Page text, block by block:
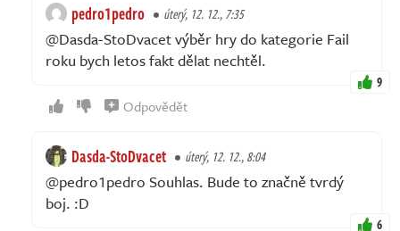
pedro1pedro úterý, 12. 12., 7:35
@Dasda-StoDvacet výběr hry do kategorie Fail
roku bych letos fakt dělat nechtěl.
9
Odpovědět
Dasda-StoDvacet úterý, 12. 12., 8:04
@pedro1pedro Souhlas. Bude to značně tvrdý
boj. :D
6